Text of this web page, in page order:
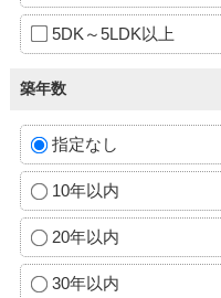
5DK～5LDK以上
築年数
指定なし
10年以内
20年以内
30年以内